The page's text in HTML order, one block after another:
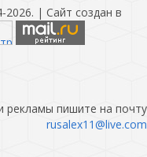
2026. | Сайт создан в
рекламы пишите на почту
rusalex11@live.com